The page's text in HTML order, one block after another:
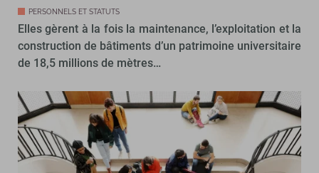
PERSONNELS ET STATUTS
Elles gèrent à la fois la maintenance, l’exploitation et la
construction de bâtiments d’un patrimoine universitaire
de 18,5 millions de mètres…